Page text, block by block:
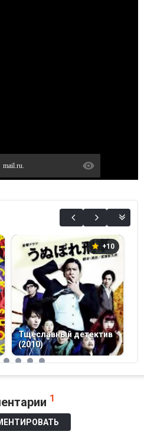
mail.ru.
+10
Тщеславный детектив
(2010)
1